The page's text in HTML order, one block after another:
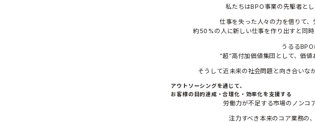
私たちはBPO事業の先駆者と
仕事を失った人々の力を借りて、
約50%の人に新しい仕事を作り出すと同
うるるBPO
”超”高付加価値集団として、価
そうして近未来の社会問題と向き合いな
アウトソーシングを通じて、
お客様の目的達成・合理化・効率化を支援する
労働力が不足する市場のノンコ
注力すべき本来のコア業務の